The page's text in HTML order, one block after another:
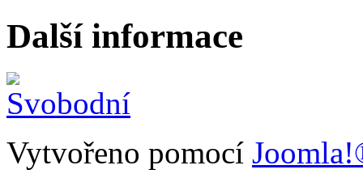
Další informace
Vytvořeno pomocí